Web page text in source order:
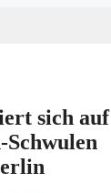
sich auf
Schwulen